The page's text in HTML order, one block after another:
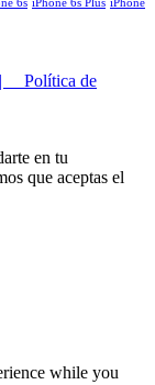
6s iPhone 6s Plus iPhone
Política de
en tu
que aceptas el
while you